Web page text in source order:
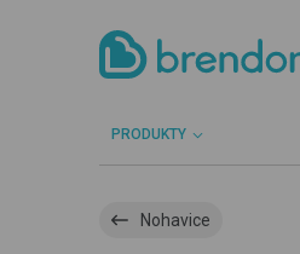
PRODUKTY
Nohavice